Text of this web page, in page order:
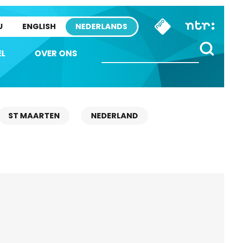
ENGLISH NEDERLANDS
OVER ONS
ST MAARTEN NEDERLAND